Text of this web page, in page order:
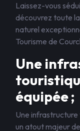
Laissez-vous
découvrez toute
naturel
Tourisme de
Une
équipée ;
Une
un atout majeur